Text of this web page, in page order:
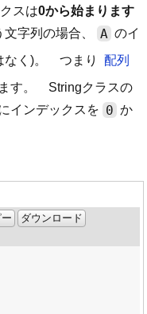
スは0から始まります
文字列の場合、 A のイ
なく)。 つまり
配列
す。 Stringクラスの
インデックスを 0 か
ダウンロード